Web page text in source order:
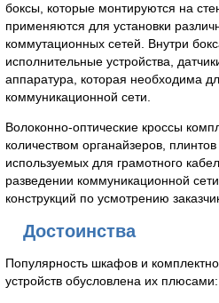
боксы, которые монтируются на
применяются для установки
коммутационных сетей. Внутри
исполнительные устройства,
аппаратура, которая необходима
коммуникационной сети.
Волоконно-оптические кроссы
количеством органайзеров,
используемых для грамотного
разведении коммуникационной
конструкций по усмотрению
Достоинства
Популярность шкафов и
устройств обусловлена их плюсами: